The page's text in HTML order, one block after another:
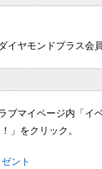
イヤモンドプラス会
ブマイページ内「イ
」をクリック。
ント